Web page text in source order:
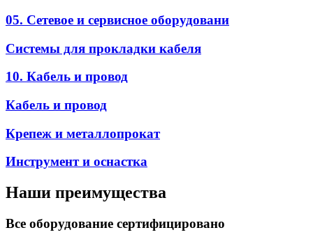
05. Сетевое и сервисное оборудовани
Системы для прокладки кабеля
10. Кабель и провод
Кабель и провод
Крепеж и металлопрокат
Инструмент и оснастка
Наши преимущества
Все оборудование сертифицировано